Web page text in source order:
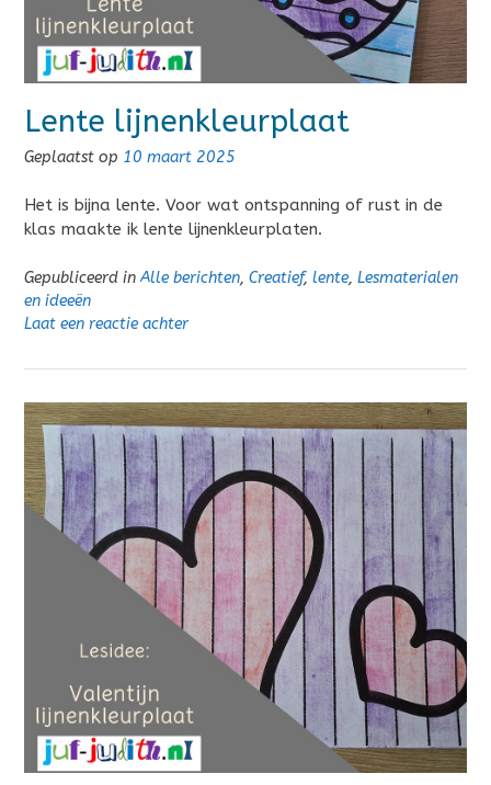
Lente lijnenkleurplaat
Geplaatst op 10 maart 2025
Het is bijna lente. Voor wat ontspanning of rust in de
klas maakte ik lente lijnenkleurplaten.
Gepubliceerd inAlle berichten, Creatief, lente, Lesmaterialen
en ideeën
Laat een reactie achter